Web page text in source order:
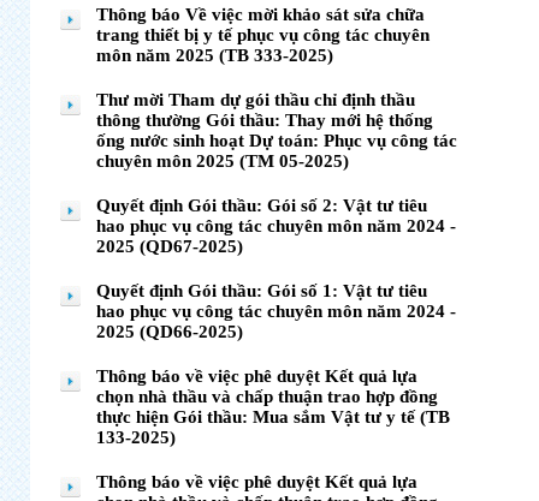
Thông báo Về việc mời khảo sát sửa chữa
trang thiết bị y tế phục vụ công tác chuyên
môn năm 2025 (TB 333-2025)
Thư mời Tham dự gói thầu chỉ định thầu
thông thường Gói thầu: Thay mới hệ thống
ống nước sinh hoạt Dự toán: Phục vụ công tác
chuyên môn 2025 (TM 05-2025)
Quyết định Gói thầu: Gói số 2: Vật tư tiêu
hao phục vụ công tác chuyên môn năm 2024 -
2025 (QD67-2025)
Quyết định Gói thầu: Gói số 1: Vật tư tiêu
hao phục vụ công tác chuyên môn năm 2024 -
2025 (QD66-2025)
Thông báo về việc phê duyệt Kết quả lựa
chọn nhà thầu và chấp thuận trao hợp đồng
thực hiện Gói thầu: Mua sắm Vật tư y tế (TB
133-2025)
Thông báo về việc phê duyệt Kết quả lựa